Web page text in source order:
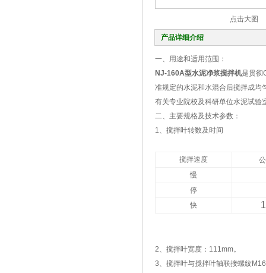
点击大图
产品详细介绍
一、用途和适用范围：
NJ-160A型水泥净浆搅拌机是贯彻
准规定的水泥和水混合后搅拌成均
有关专业院校及科研单位水泥试验
二、主要规格及技术参数：
1、搅拌叶转数及时间
搅拌速度
慢
停
快
2、搅拌叶宽度：111mm。
3、搅拌叶与搅拌叶轴联接螺纹